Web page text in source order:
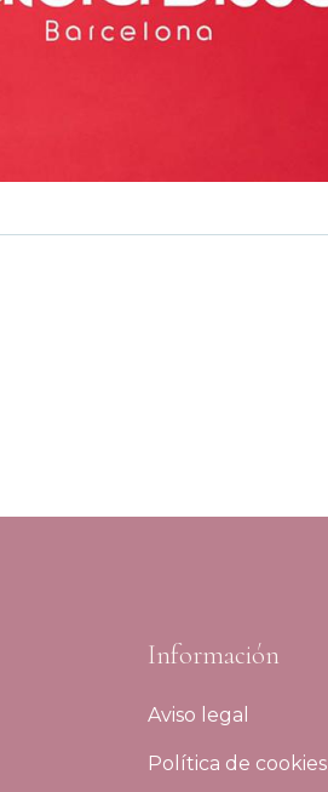
Información
Aviso legal
Política de cookies